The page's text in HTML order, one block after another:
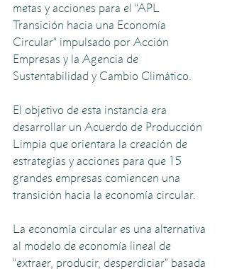
metas y acciones para el “APL
Transición hacia una Economía
Circular” impulsado por Acción
Empresas y la Agencia de
Sustentabilidad y Cambio Climático.
El objetivo de esta instancia era
desarrollar un Acuerdo de Producción
Limpia que orientara la creación de
estrategias y acciones para que 15
grandes empresas comiencen una
transición hacia la economía circular.
La economía circular es una alternativa
al modelo de economía lineal de
“extraer, producir, desperdiciar” basada